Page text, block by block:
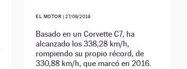
EL MOTOR | 27/09/2019
Basado en un Corvette C7, ha
alcanzado los 338,28 km/h,
rompiendo su propio récord, de
330,88 km/h, que marcó en 2016.